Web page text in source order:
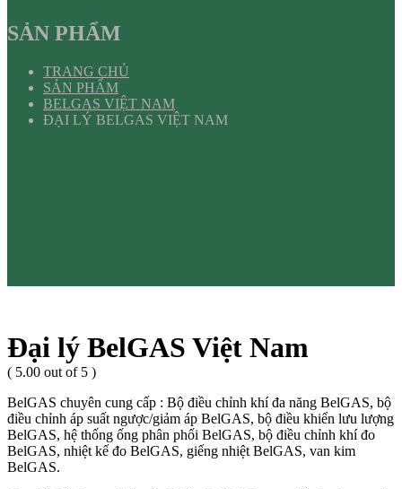
SẢN PHẨM
TRANG CHỦ
SẢN PHẨM
BELGAS VIỆT NAM
ĐẠI LÝ BELGAS VIỆT NAM
Đại lý BelGAS Việt Nam
( 5.00 out of 5 )
BelGAS chuyên cung cấp : Bộ điều chỉnh khí đa năng BelGAS, bộ
điều chỉnh áp suất ngược/giảm áp BelGAS, bộ điều khiển lưu lượng
BelGAS, hệ thống ống phân phối BelGAS, bộ điều chỉnh khí đo
BelGAS, nhiệt kế đo BelGAS, giếng nhiệt BelGAS, van kim
BelGAS.